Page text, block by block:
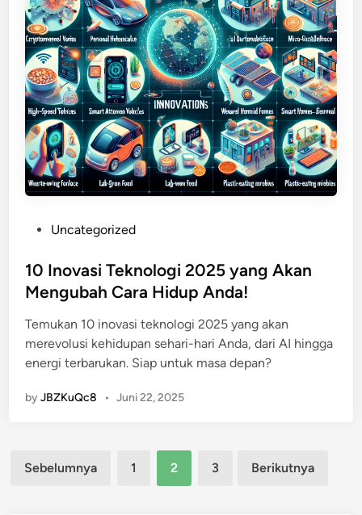
s
t
d
i
n
Uncategorized
10 Inovasi Teknologi 2025 yang Akan
Mengubah Cara Hidup Anda!
Temukan 10 inovasi teknologi 2025 yang akan
merevolusi kehidupan sehari-hari Anda, dari AI hingga
energi terbarukan. Siap untuk masa depan?
byJBZKuQc8 • Juni 22, 2025
Paginasi
Sebelumnya 1 2 3 Berikutnya